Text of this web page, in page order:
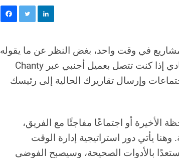
في وقت واحد، بغض النظر عن ما يقوله
بطاقة عملك. من المؤكد أنه يوم عادي إذا كنت تتصل بعميل أجنبي عبر Chanty
وإرسال تقاريرك الحالية إلى رئيسك
الأخيرة أو اجتماعًا مفاجئًا مع الفريق،
يأتي دور استراتيجية إدارة الوقت
بالأدوات الصحيحة، وسيصبح الفوضى